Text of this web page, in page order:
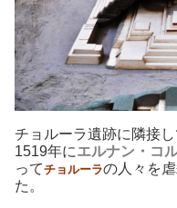
チョルーラ遺跡に隣接
1519年にエルナン・コ
ってチョルーラの人々を
た。